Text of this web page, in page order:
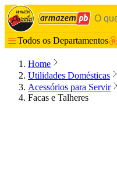
Todos os Departamentos
Home
Utilidades Domésticas
Acessórios para Servir
Facas e Talheres